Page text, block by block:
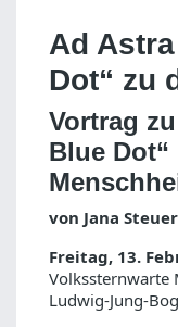
Ad
Dot“ zu
Vortrag
Blue
von Jana
Freitag, 13.
Volkssternwarte
Ludwig-Jung-